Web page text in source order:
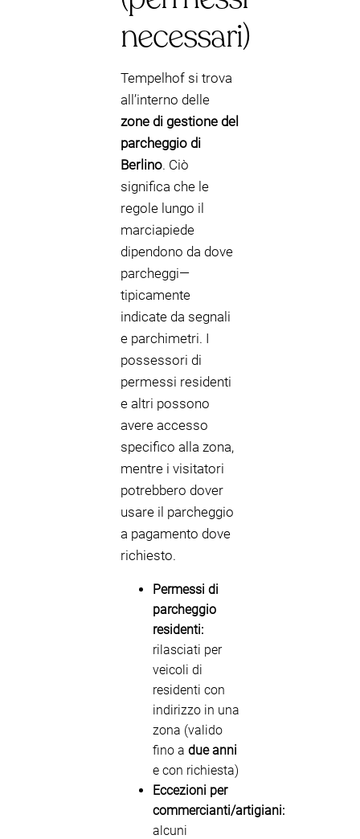
necessari)
Tempelhof si trova
all’interno delle
zone di gestione del
parcheggio di
Berlino. Ciò
significa che le
regole lungo il
marciapiede
dipendono da dove
parcheggi—
tipicamente
indicate da segnali
e parchimetri. I
possessori di
permessi residenti
e altri possono
avere accesso
specifico alla zona,
mentre i visitatori
potrebbero dover
usare il parcheggio
a pagamento dove
richiesto.
Permessi di
parcheggio
residenti:
rilasciati per
veicoli di
residenti con
indirizzo in una
zona (valido
fino a due anni
e con richiesta)
Eccezioni per
commercianti/artigiani:
alcuni